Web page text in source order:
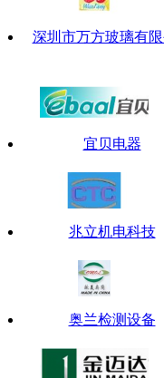
深圳市万方玻璃有
宜贝电器
兆立机电科技
奥兰检测设备